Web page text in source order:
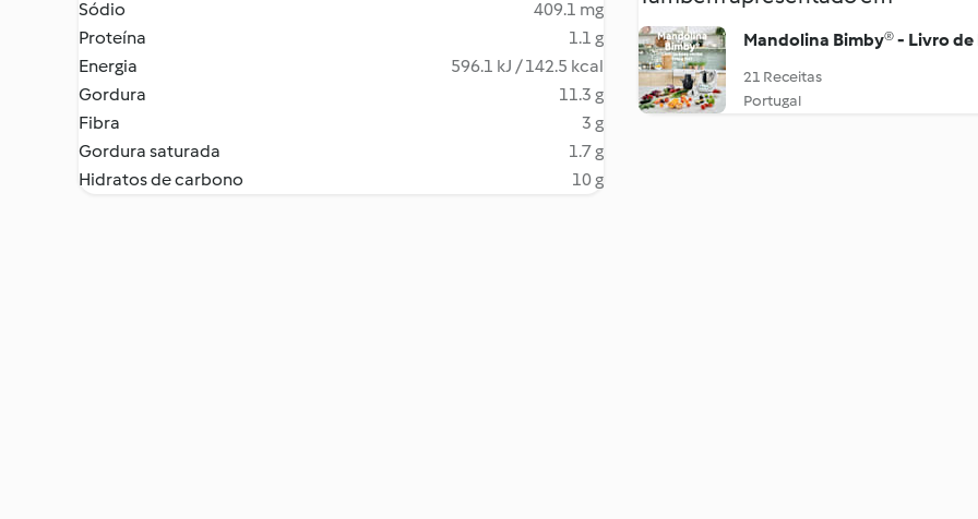
Sódio
409.1 mg
Proteína
1.1 g
Energia
596.1 kJ / 142.5 kcal
Gordura
11.3 g
Fibra
3 g
Gordura saturada
1.7 g
Hidratos de carbono
10 g
Mandolina Bimby® - Livro de
21 Receitas
Portugal